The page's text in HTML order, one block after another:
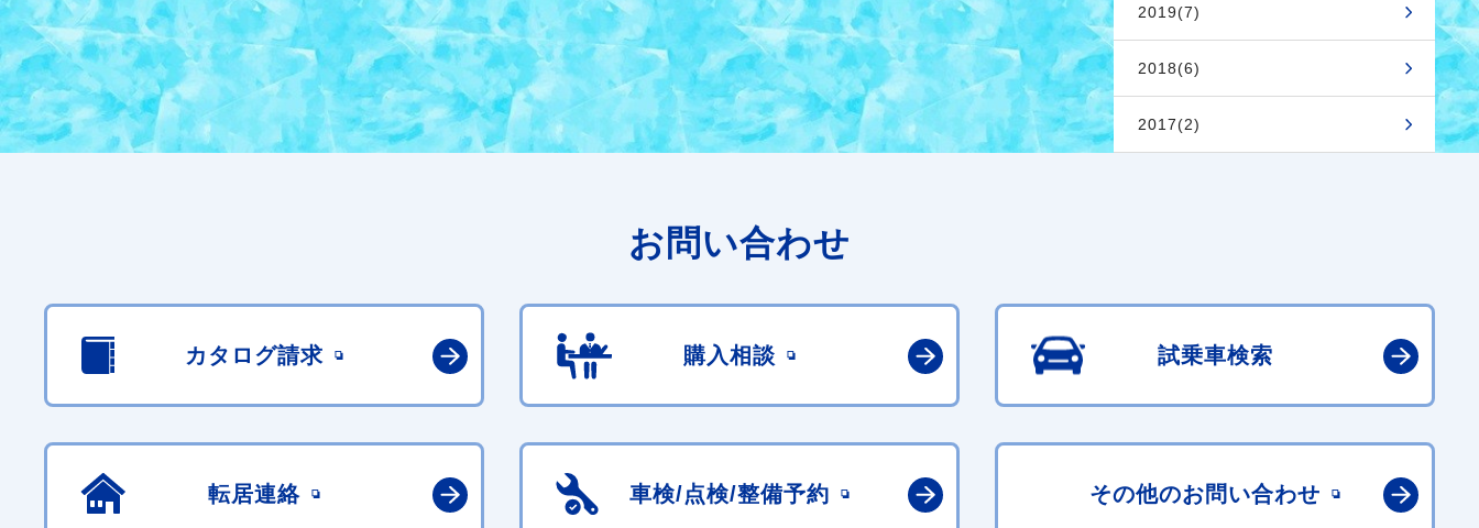
2019(7)
2018(6)
2017(2)
お問い合わせ
カタログ請求 購入相談 試乗車検索
転居連絡 車検/点検/整備予約 その他のお問い合わせ